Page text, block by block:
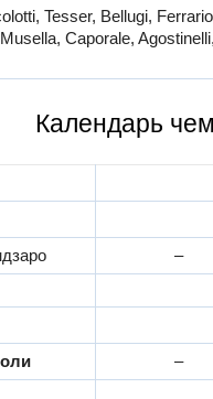
Tesser, Bellugi,
Caporale,
Календарь
–
–